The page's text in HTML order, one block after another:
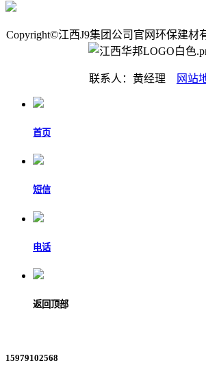
Copyright©江西J9集团公司官网环保建材
联系人：黄经理 网站
首页
短信
电话
返回顶部
15979102568